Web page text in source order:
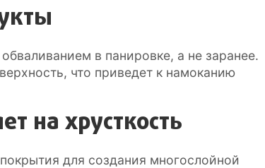
в панировке, а не заранее.
что приведет к намоканию
на хрусткость
для создания многослойной